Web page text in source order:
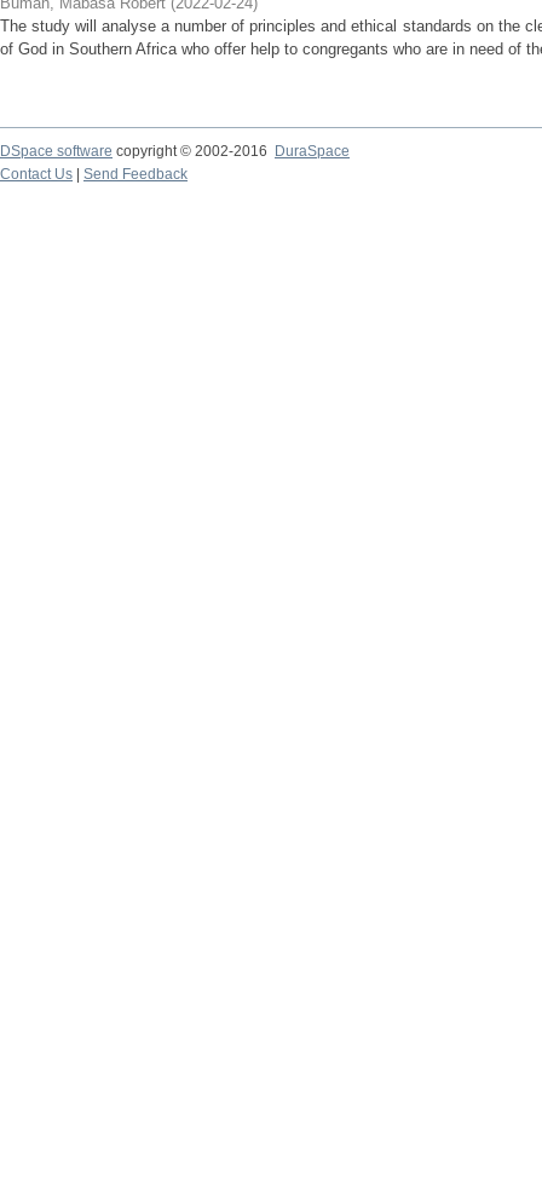
The study will analyse a number of principles and ethical standards on the
of God in Southern Africa who offer help to congregants who are in need of
DSpace software copyright © 2002-2016
DuraSpace
Contact Us
Send Feedback